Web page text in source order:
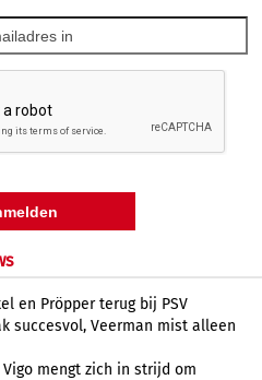
en Pröpper terug bij PSV
succesvol, Veerman mist alleen
mengt zich in strijd om